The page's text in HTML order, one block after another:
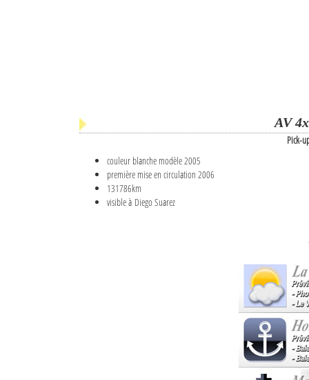
AV
Pick-
couleur blanche modèle 2005
première mise en circulation 2006
131786km
visible à Diego Suarez